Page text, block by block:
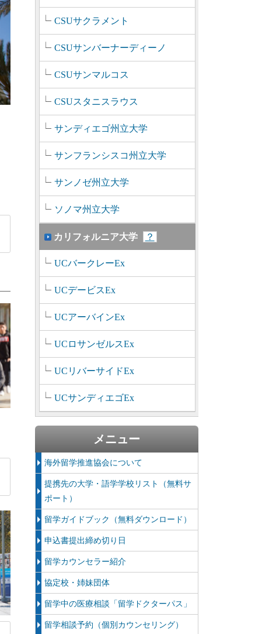
CSUサクラメント
CSUサンバーナーディーノ
CSUサンマルコス
CSUスタニスラウス
サンディエゴ州立大学
サンフランシスコ州立大学
サンノゼ州立大学
ソノマ州立大学
カリフォルニア大学 ？
UCバークレーEx
UCデービスEx
UCアーバインEx
UCロサンゼルスEx
UCリバーサイドEx
UCサンディエゴEx
メニュー
海外留学推進協会について
提携先の大学・語学学校リスト（無料サ
ポート）
留学ガイドブック（無料ダウンロード）
申込書提出締め切り日
留学カウンセラー紹介
協定校・姉妹団体
留学中の医療相談「留学ドクターパス」
留学相談予約（個別カウンセリング）